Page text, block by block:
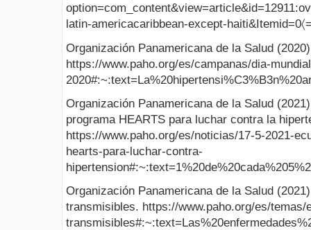
latin-americacaribbean-except-
Organización Panamericana de la Salud
https://www.paho.org/es/campanas/dia-
Organización Panamericana de la Salud
programa HEARTS para luchar contra la
https://www.paho.org/es/noticias/17-5-2021-
hearts-para-luchar-contra-
Organización Panamericana de la Salud
transmisibles. https://www.paho.org/es/temas/